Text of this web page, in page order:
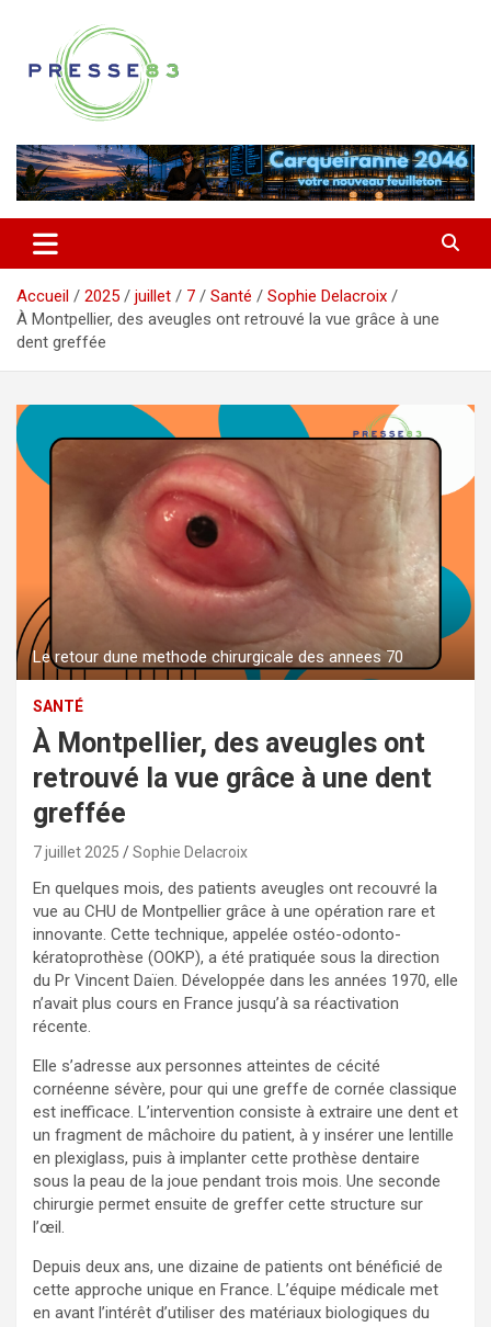
contenu
Presse 83
Accueil 2025 juillet 7 Santé
Sophie Delacroix
À Montpellier, des aveugles ont retrouvé la vue grâce à une
dent greffée
Le retour dune methode chirurgicale des annees 70
SANTÉ
À Montpellier, des aveugles ont
retrouvé la vue grâce à une dent
greffée
7 juillet 2025 Sophie Delacroix
En quelques mois, des patients aveugles ont recouvré la
vue au CHU de Montpellier grâce à une opération rare et
innovante. Cette technique, appelée ostéo-odonto-
kératoprothèse (OOKP), a été pratiquée sous la direction
du Pr Vincent Daïen. Développée dans les années 1970, elle
n’avait plus cours en France jusqu’à sa réactivation
récente.
Elle s’adresse aux personnes atteintes de cécité
cornéenne sévère, pour qui une greffe de cornée classique
est inefficace. L’intervention consiste à extraire une dent et
un fragment de mâchoire du patient, à y insérer une lentille
en plexiglass, puis à implanter cette prothèse dentaire
sous la peau de la joue pendant trois mois. Une seconde
chirurgie permet ensuite de greffer cette structure sur
l’œil.
Depuis deux ans, une dizaine de patients ont bénéficié de
cette approche unique en France. L’équipe médicale met
en avant l’intérêt d’utiliser des matériaux biologiques du